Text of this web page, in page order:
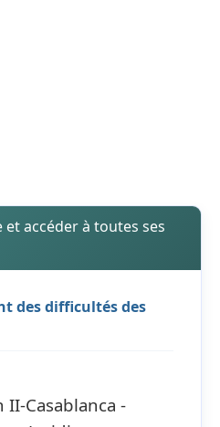
accéder à toutes ses
des difficultés des
Casablanca -